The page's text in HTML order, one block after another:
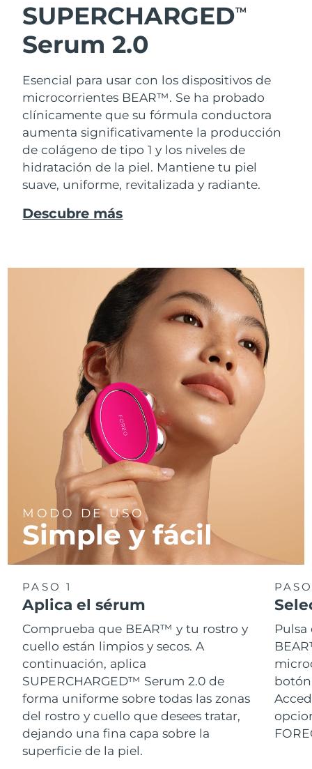
SUPERCHARGEDTM
Serum 2.0
Esencial para usar con los dispositivos de
microcorrientes BEAR™. Se ha probado
clínicamente que su fórmula conductora
aumenta significativamente la producción
de colágeno de tipo 1 y los niveles de
hidratación de la piel. Mantiene tu piel
suave, uniforme, revitalizada y radiante.
Descubre más
MODO DE USO
Simple y fácil
PASO 1
Aplica el sérum
Comprueba que BEAR™ y tu rostro y
cuello están limpios y secos. A
continuación, aplica
SUPERCHARGED™ Serum 2.0 de
forma uniforme sobre todas las zonas
del rostro y cuello que desees tratar,
dejando una fina capa sobre la
superficie de la piel.
botón